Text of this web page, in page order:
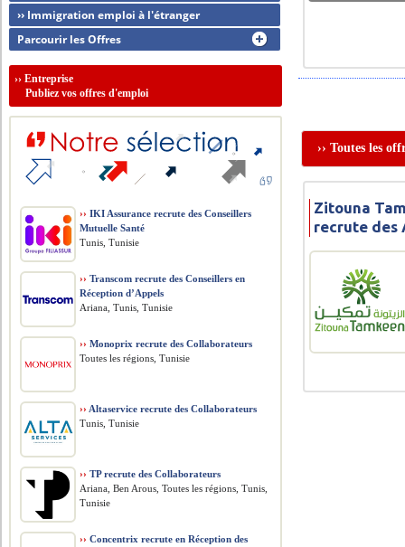
›› Toutes les
Zitouna
recrute des
›› Immigration emploi à l'étranger
Parcourir les Offres
››Entreprise
Publiez vos offres d'emploi
›› IKI Assurance recrute des Conseillers
Mutuelle Santé
Tunis, Tunisie
›› Transcom recrute des Conseillers en
Réception d’Appels
Ariana, Tunis, Tunisie
›› Monoprix recrute des Collaborateurs
Toutes les régions, Tunisie
›› Altaservice recrute des Collaborateurs
Tunis, Tunisie
›› TP recrute des Collaborateurs
Ariana, Ben Arous, Toutes les régions, Tunis,
Tunisie
›› Concentrix recrute en Réception des